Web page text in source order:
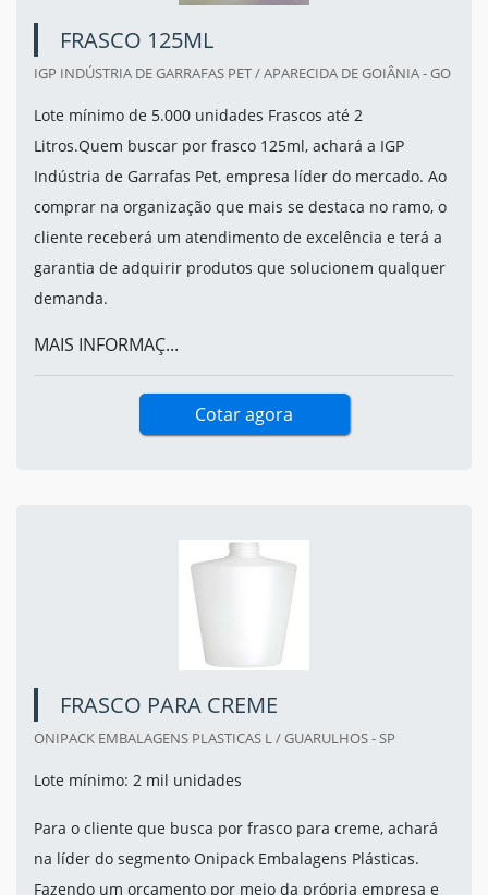
FRASCO 125ML
IGP INDÚSTRIA DE GARRAFAS PET / APARECIDA DE GOIÂNIA - GO
Lote mínimo de 5.000 unidades Frascos até 2
Litros.Quem buscar por frasco 125ml, achará a IGP
Indústria de Garrafas Pet, empresa líder do mercado. Ao
comprar na organização que mais se destaca no ramo, o
cliente receberá um atendimento de excelência e terá a
garantia de adquirir produtos que solucionem qualquer
demanda.
MAIS INFORMAÇ...
Cotar agora
FRASCO PARA CREME
ONIPACK EMBALAGENS PLASTICAS L / GUARULHOS - SP
Lote mínimo: 2 mil unidades
Para o cliente que busca por frasco para creme, achará
na líder do segmento Onipack Embalagens Plásticas.
Fazendo um orçamento por meio da própria empresa e